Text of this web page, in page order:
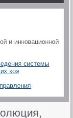
и инновационной
системы
коэ